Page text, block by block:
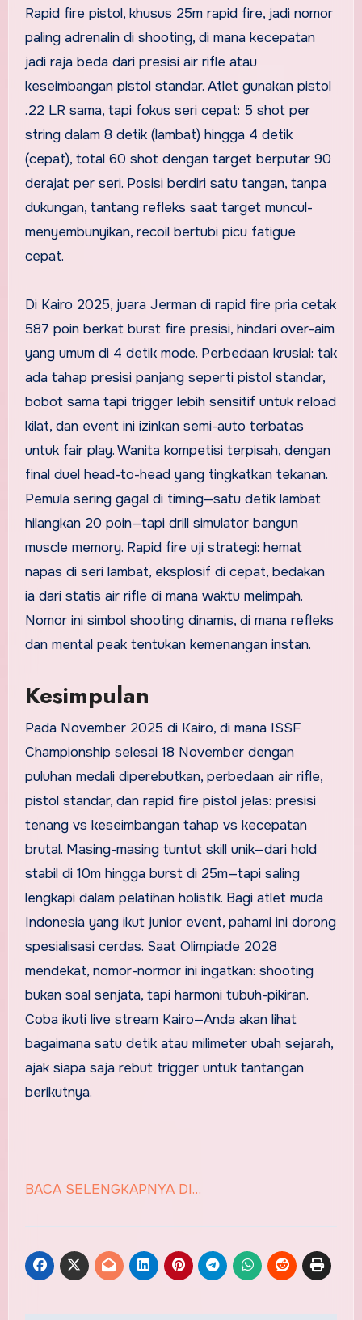
Rapid fire pistol, khusus 25m rapid fire, jadi nomor
paling adrenalin di shooting, di mana kecepatan
jadi raja beda dari presisi air rifle atau
keseimbangan pistol standar. Atlet gunakan pistol
.22 LR sama, tapi fokus seri cepat: 5 shot per
string dalam 8 detik (lambat) hingga 4 detik
(cepat), total 60 shot dengan target berputar 90
derajat per seri. Posisi berdiri satu tangan, tanpa
dukungan, tantang refleks saat target muncul-
menyembunyikan, recoil bertubi picu fatigue
cepat.
Di Kairo 2025, juara Jerman di rapid fire pria cetak
587 poin berkat burst fire presisi, hindari over-aim
yang umum di 4 detik mode. Perbedaan krusial: tak
ada tahap presisi panjang seperti pistol standar,
bobot sama tapi trigger lebih sensitif untuk reload
kilat, dan event ini izinkan semi-auto terbatas
untuk fair play. Wanita kompetisi terpisah, dengan
final duel head-to-head yang tingkatkan tekanan.
Pemula sering gagal di timing—satu detik lambat
hilangkan 20 poin—tapi drill simulator bangun
muscle memory. Rapid fire uji strategi: hemat
napas di seri lambat, eksplosif di cepat, bedakan
ia dari statis air rifle di mana waktu melimpah.
Nomor ini simbol shooting dinamis, di mana refleks
dan mental peak tentukan kemenangan instan.
Kesimpulan
Pada November 2025 di Kairo, di mana ISSF
Championship selesai 18 November dengan
puluhan medali diperebutkan, perbedaan air rifle,
pistol standar, dan rapid fire pistol jelas: presisi
tenang vs keseimbangan tahap vs kecepatan
brutal. Masing-masing tuntut skill unik—dari hold
stabil di 10m hingga burst di 25m—tapi saling
lengkapi dalam pelatihan holistik. Bagi atlet muda
Indonesia yang ikut junior event, pahami ini dorong
spesialisasi cerdas. Saat Olimpiade 2028
mendekat, nomor-normor ini ingatkan: shooting
bukan soal senjata, tapi harmoni tubuh-pikiran.
Coba ikuti live stream Kairo—Anda akan lihat
bagaimana satu detik atau milimeter ubah sejarah,
ajak siapa saja rebut trigger untuk tantangan
berikutnya.
BACA SELENGKAPNYA DI…